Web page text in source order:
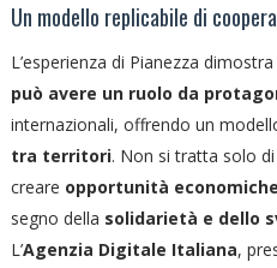
Un modello replicabile di
L’esperienza di Pianezza
può avere un ruolo da
internazionali, offrendo un
tra territori. Non si tratta solo
creare opportunità
segno della solidarietà e dello
L’Agenzia Digitale Italiana,